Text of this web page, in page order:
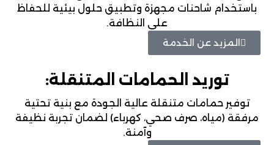
باستخدام شاحنات مجهزة وتطبيق حلول بيئية للحفاظ
على النظافة.
المزيد عن الخدمة
توريد الحمامات المتنقلة:
توفير حمامات متنقلة عالية الجودة مع بنية تحتية
مرفقة (مياه، صرف صحي، كهرباء) لضمان تجربة نظيفة
وآمنة.